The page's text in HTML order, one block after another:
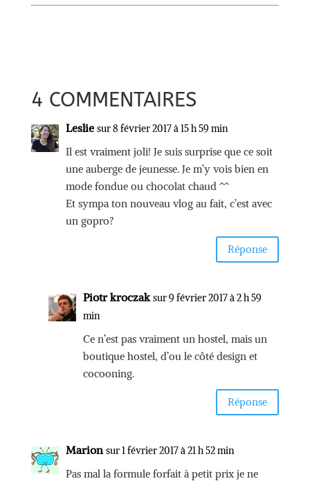
4 COMMENTAIRES
Leslie sur 8 février 2017 à 15 h 59 min
Il est vraiment joli! Je suis surprise que ce soit
une auberge de jeunesse. Je m’y vois bien en
mode fondue ou chocolat chaud ^^
Et sympa ton nouveau vlog au fait, c’est avec
un gopro?
Réponse
Piotr kroczak sur 9 février 2017 à 2 h 59
min
Ce n’est pas vraiment un hostel, mais un
boutique hostel, d’ou le côté design et
cocooning.
Réponse
Marion sur 1 février 2017 à 21 h 52 min
Pas mal la formule forfait à petit prix je ne